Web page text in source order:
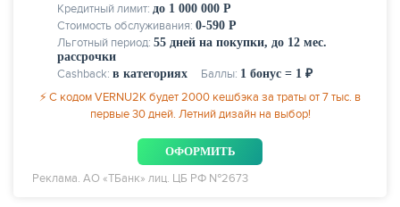
ЕЩЁ
Кредитный лимит: до 1 000 000 Р
Стоимость обслуживания: 0-590 Р
Льготный период: 55 дней на покупки, до 12 мес.
рассрочки
Cashback: в категориях Баллы: 1 бонус = 1 ₽
⚡ С кодом VERNU2K будет 2000 кешбэка за траты от 7 тыс. в
первые 30 дней. Летний дизайн на выбор!
ОФОРМИТЬ
Реклама. АО «ТБанк» лиц. ЦБ РФ №2673